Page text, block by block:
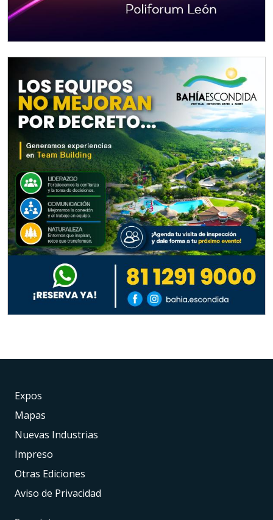
Expos
Mapas
Nuevas Industrias
Impreso
Otras Ediciones
Aviso de Privacidad